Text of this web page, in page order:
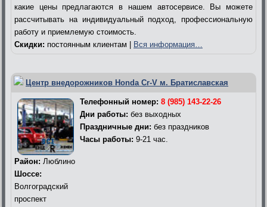
какие цены предлагаются в нашем автосервисе. Вы можете
рассчитывать на индивидуальный подход, профессиональную
работу и приемлемую стоимость.
Скидки: постоянным клиентам | Вся информация…
Центр внедорожников Honda Cr-V м. Братиславская
Телефонный номер: 8 (985) 143-22-26
Дни работы: без выходных
Праздничные дни: без праздников
Часы работы: 9-21 час.
Район: Люблино
Шоссе:
Волгоградский
проспект